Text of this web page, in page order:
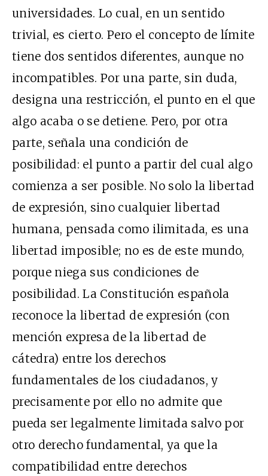
universidades. Lo cual, en un sentido
trivial, es cierto. Pero el concepto de límite
tiene dos sentidos diferentes, aunque no
incompatibles. Por una parte, sin duda,
designa una restricción, el punto en el que
algo acaba o se detiene. Pero, por otra
parte, señala una condición de
posibilidad: el punto a partir del cual algo
comienza a ser posible. No solo la libertad
de expresión, sino cualquier libertad
humana, pensada como ilimitada, es una
libertad imposible; no es de este mundo,
porque niega sus condiciones de
posibilidad. La Constitución española
reconoce la libertad de expresión (con
mención expresa de la libertad de
cátedra) entre los derechos
fundamentales de los ciudadanos, y
precisamente por ello no admite que
pueda ser legalmente limitada salvo por
otro derecho fundamental, ya que la
compatibilidad entre derechos